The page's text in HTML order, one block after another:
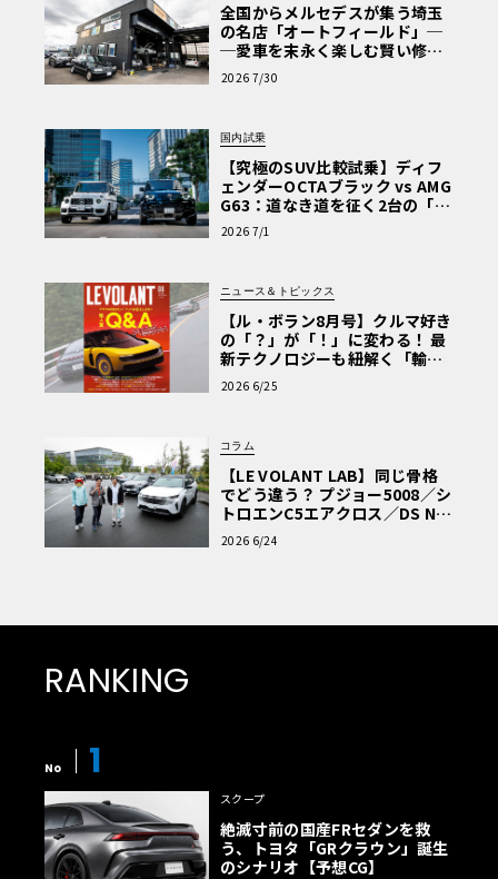
全国からメルセデスが集う埼玉
の名店「オートフィールド」─
─愛車を末永く楽しむ賢い修理
術と、プロがフックス製オイル
を選ぶ理由〈PR〉
2026 7/30
国内試乗
【究極のSUV比較試乗】ディフ
ェンダーOCTAブラック vs AMG
G63：道なき道を征く2台の「対
極的アプローチ」
2026 7/1
ニュース＆トピックス
【ル・ボラン8月号】クルマ好き
の「？」が「！」に変わる！ 最
新テクノロジーも紐解く「輸入
車Q&A」
2026 6/25
コラム
【LE VOLANT LAB】同じ骨格
でどう違う？ プジョー5008／シ
トロエンC5エアクロス／DS Nº4
読者一気乗りレポート
2026 6/24
RANKING
No 1
スクープ
絶滅寸前の国産FRセダンを救
う、トヨタ「GRクラウン」誕生
のシナリオ【予想CG】